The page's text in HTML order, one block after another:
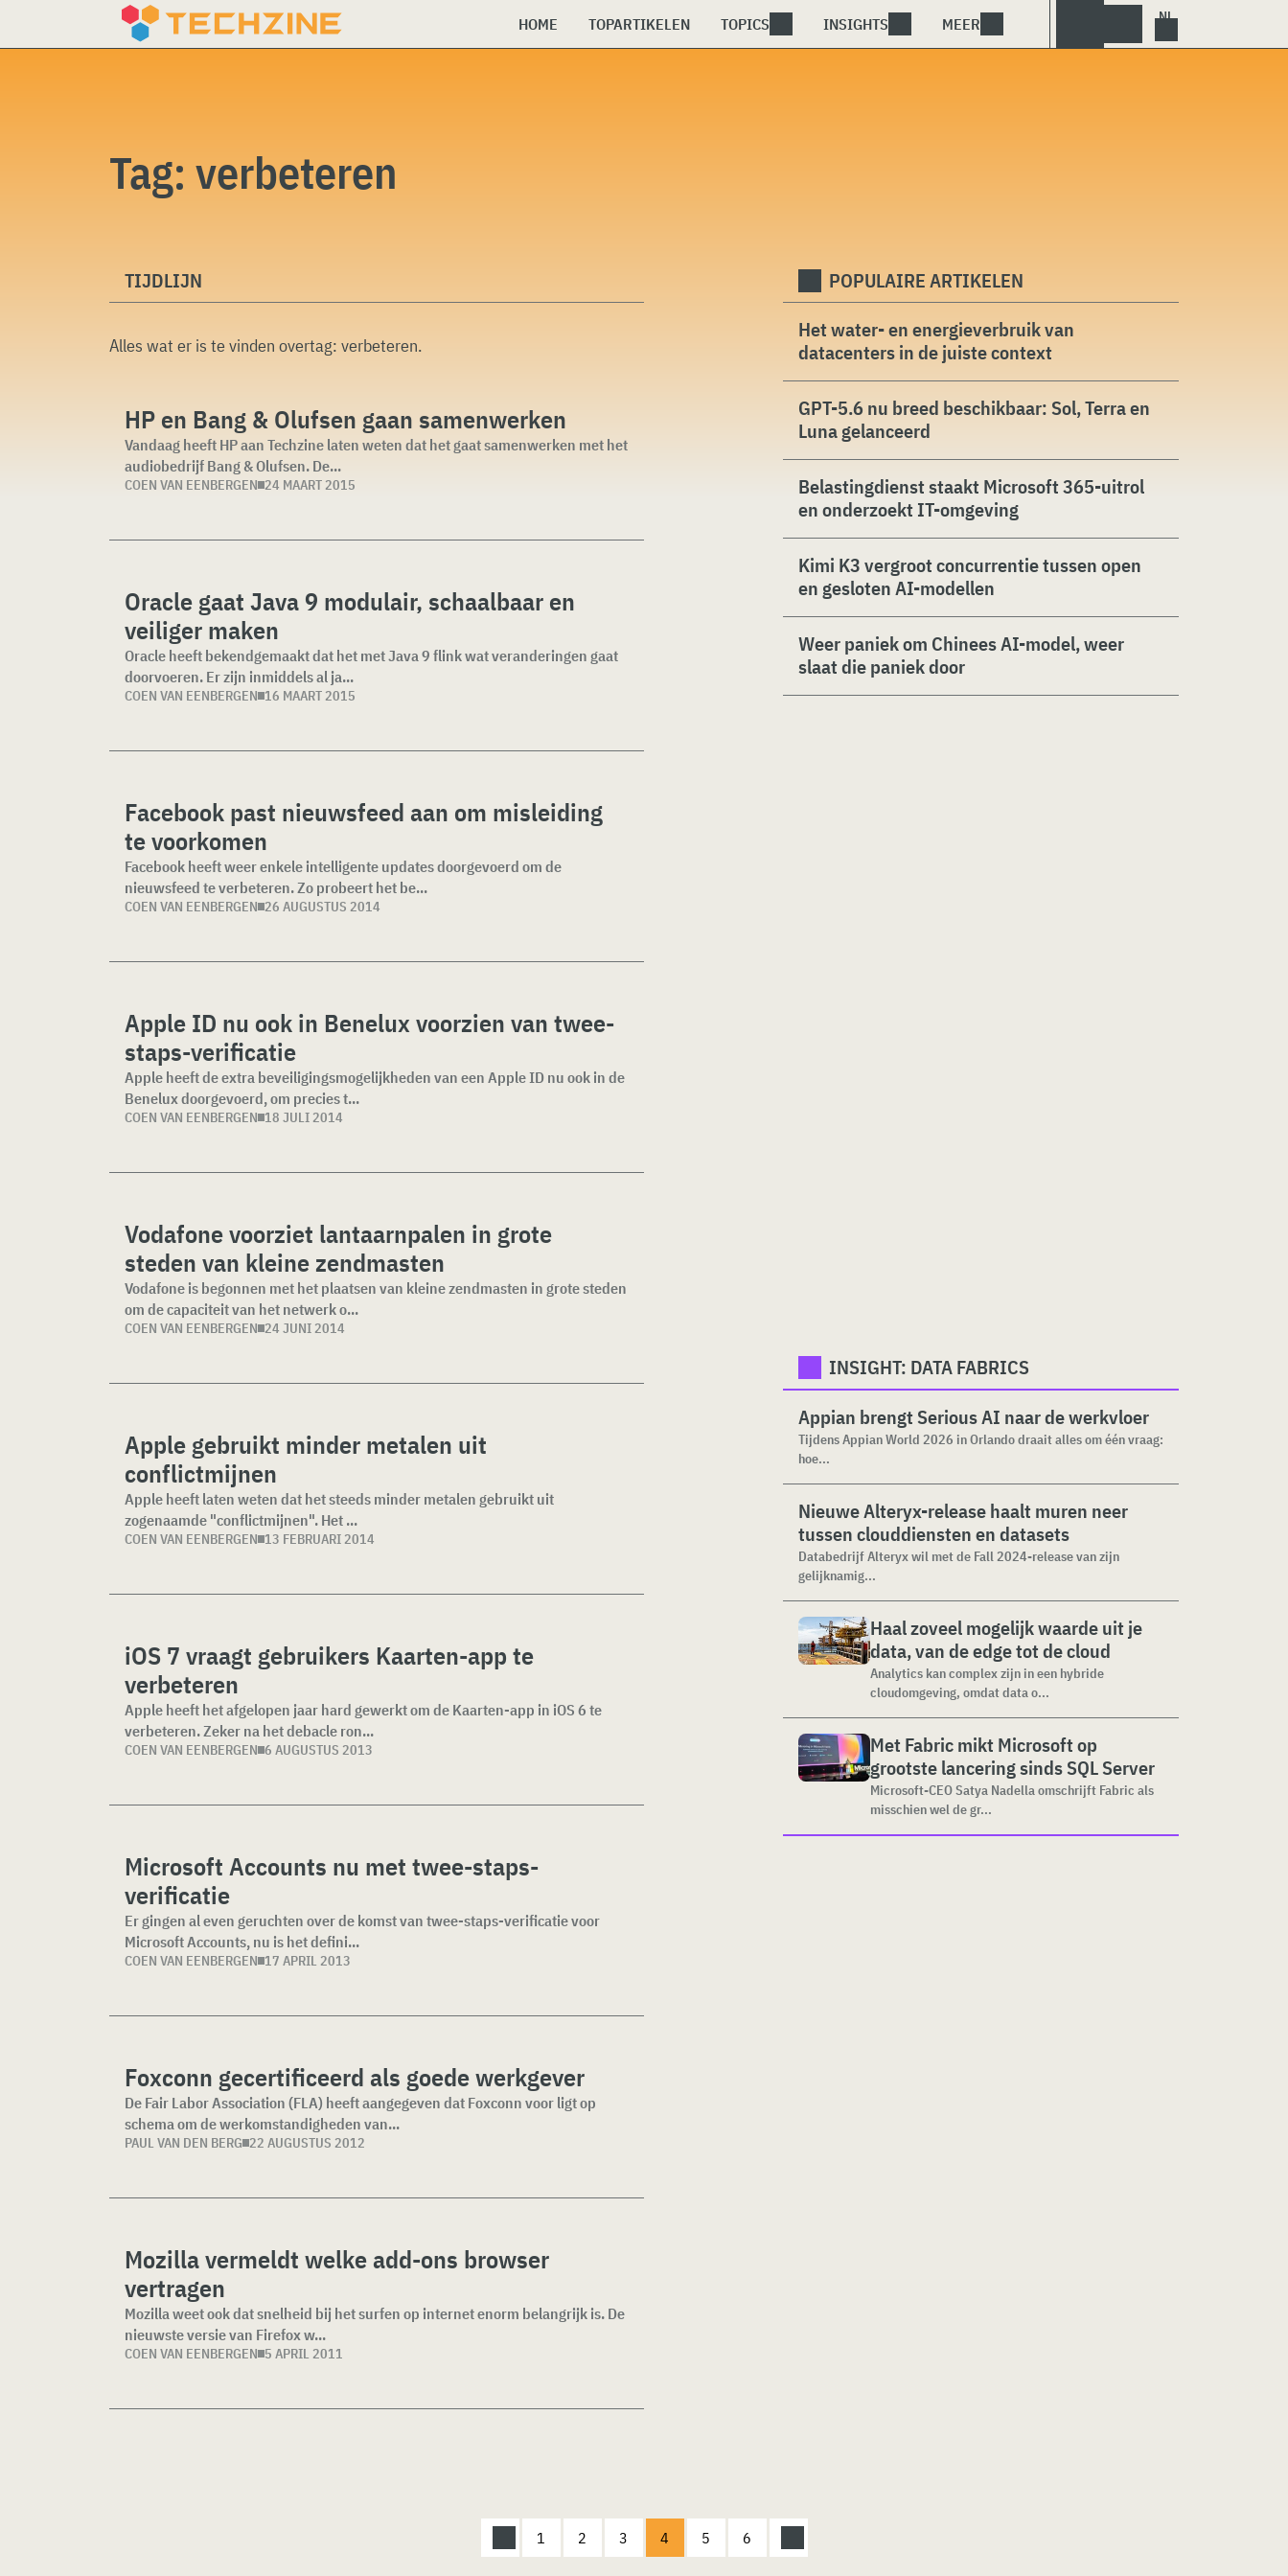
HOME TOPARTIKELEN TOPICS INSIGHTS MEER
Tag: verbeteren
TIJDLIJN
Alles wat er is te vinden overtag: verbeteren.
HP en Bang & Olufsen gaan samenwerken
Vandaag heeft HP aan Techzine laten weten dat het gaat samenwerken met het
audiobedrijf Bang & Olufsen. De...
COEN VAN EENBERGEN 24 MAART 2015
Oracle gaat Java 9 modulair, schaalbaar en
veiliger maken
Oracle heeft bekendgemaakt dat het met Java 9 flink wat veranderingen gaat
doorvoeren. Er zijn inmiddels al ja...
COEN VAN EENBERGEN 16 MAART 2015
Facebook past nieuwsfeed aan om misleiding
te voorkomen
Facebook heeft weer enkele intelligente updates doorgevoerd om de
nieuwsfeed te verbeteren. Zo probeert het be...
COEN VAN EENBERGEN 26 AUGUSTUS 2014
Apple ID nu ook in Benelux voorzien van twee-
staps-verificatie
Apple heeft de extra beveiligingsmogelijkheden van een Apple ID nu ook in de
Benelux doorgevoerd, om precies t...
COEN VAN EENBERGEN 18 JULI 2014
Vodafone voorziet lantaarnpalen in grote
steden van kleine zendmasten
Vodafone is begonnen met het plaatsen van kleine zendmasten in grote steden
om de capaciteit van het netwerk o...
COEN VAN EENBERGEN 24 JUNI 2014
Apple gebruikt minder metalen uit
conflictmijnen
Apple heeft laten weten dat het steeds minder metalen gebruikt uit
zogenaamde "conflictmijnen". Het ...
COEN VAN EENBERGEN 13 FEBRUARI 2014
iOS 7 vraagt gebruikers Kaarten-app te
verbeteren
Apple heeft het afgelopen jaar hard gewerkt om de Kaarten-app in iOS 6 te
verbeteren. Zeker na het debacle ron...
COEN VAN EENBERGEN 6 AUGUSTUS 2013
Microsoft Accounts nu met twee-staps-
verificatie
Er gingen al even geruchten over de komst van twee-staps-verificatie voor
Microsoft Accounts, nu is het defini...
COEN VAN EENBERGEN 17 APRIL 2013
Foxconn gecertificeerd als goede werkgever
De Fair Labor Association (FLA) heeft aangegeven dat Foxconn voor ligt op
schema om de werkomstandigheden van...
PAUL VAN DEN BERG 22 AUGUSTUS 2012
Mozilla vermeldt welke add-ons browser
vertragen
Mozilla weet ook dat snelheid bij het surfen op internet enorm belangrijk is. De
nieuwste versie van Firefox w...
COEN VAN EENBERGEN 5 APRIL 2011
POPULAIRE ARTIKELEN
Het water- en energieverbruik van
datacenters in de juiste context
GPT-5.6 nu breed beschikbaar: Sol, Terra en
Luna gelanceerd
Belastingdienst staakt Microsoft 365-uitrol
en onderzoekt IT-omgeving
Kimi K3 vergroot concurrentie tussen open
en gesloten AI-modellen
Weer paniek om Chinees AI-model, weer
slaat die paniek door
INSIGHT: DATA FABRICS
Appian brengt Serious AI naar de werkvloer
Tijdens Appian World 2026 in Orlando draait alles om één vraag:
hoe...
Nieuwe Alteryx-release haalt muren neer
tussen clouddiensten en datasets
Databedrijf Alteryx wil met de Fall 2024-release van zijn
gelijknamig...
Haal zoveel mogelijk waarde uit je
data, van de edge tot de cloud
Analytics kan complex zijn in een hybride
cloudomgeving, omdat data o...
Met Fabric mikt Microsoft op
grootste lancering sinds SQL Server
Microsoft-CEO Satya Nadella omschrijft Fabric als
misschien wel de gr...
1 2 3 4 5 6